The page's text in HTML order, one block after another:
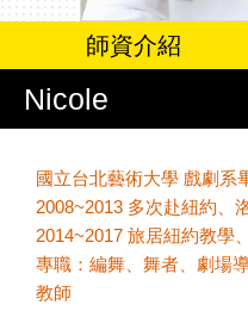
師資介紹
Nicole
國立台北藝術大學 戲劇系
2008~2013 多次赴紐約、
2014~2017 旅居紐約教學
專職：編舞、舞者、劇場
教師